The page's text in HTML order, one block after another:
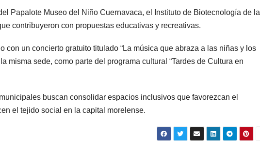
Papalote Museo del Niño Cuernavaca, el Instituto de Biotecnología de la
contribuyeron con propuestas educativas y recreativas.
con un concierto gratuito titulado “La música que abraza a las niñas y los
misma sede, como parte del programa cultural “Tardes de Cultura en
buscan consolidar espacios inclusivos que favorezcan el
el tejido social en la capital morelense.